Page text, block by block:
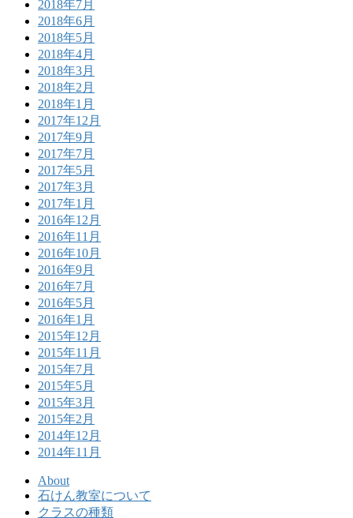
2018年7月
2018年6月
2018年5月
2018年4月
2018年3月
2018年2月
2018年1月
2017年12月
2017年9月
2017年7月
2017年5月
2017年3月
2017年1月
2016年12月
2016年11月
2016年10月
2016年9月
2016年7月
2016年5月
2016年1月
2015年12月
2015年11月
2015年7月
2015年5月
2015年3月
2015年2月
2014年12月
2014年11月
About
石けん教室について
クラスの種類